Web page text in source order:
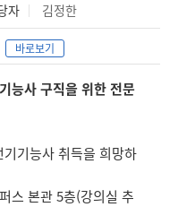
자 김정한
바로보기
능사 구직을 위한 전문
기기능사 취득을 희망하
스 본관 5층(강의실 추